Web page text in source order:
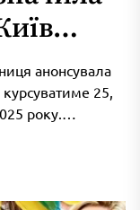
анонсувала
25,
року.